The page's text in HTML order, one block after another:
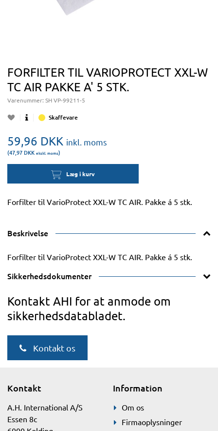
FORFILTER TIL VARIOPROTECT XXL-W
TC AIR PAKKE A' 5 STK.
Varenummer: SH VP-99211-5
Skaffevare
59,96 DKK inkl. moms
(47,97 DKK ekskl. moms)
Læg i kurv
Forfilter til VarioProtect XXL-W TC AIR. Pakke á 5 stk.
Beskrivelse
Forfilter til VarioProtect XXL-W TC AIR. Pakke á 5 stk.
Sikkerhedsdokumenter
Kontakt AHI for at anmode om
sikkerhedsdatabladet.
Kontakt os
Kontakt
A.H. International A/S
Essen 8c
Information
Om os
Firmaoplysninger